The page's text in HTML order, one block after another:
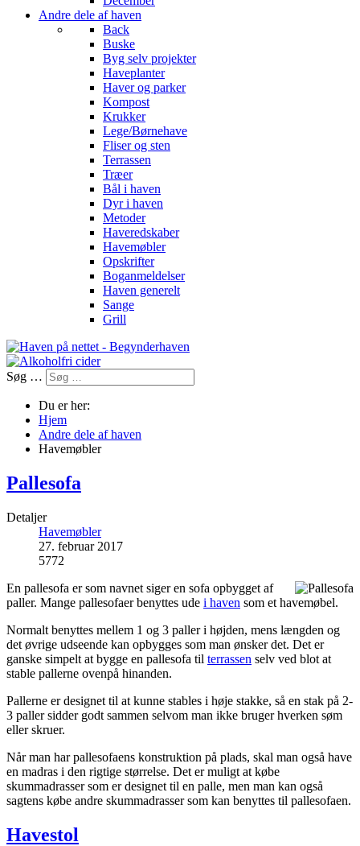
Andre dele af haven
Back
Buske
Byg selv projekter
Haveplanter
Haver og parker
Kompost
Krukker
Lege/Børnehave
Fliser og sten
Terrassen
Træer
Bål i haven
Dyr i haven
Metoder
Haveredskaber
Havemøbler
Opskrifter
Boganmeldelser
Haven generelt
Sange
Grill
Søg …
Du er her:
Hjem
Andre dele af haven
Havemøbler
Pallesofa
Detaljer
Havemøbler
27. februar 2017
5772
En pallesofa er som navnet siger en sofa opbygget af
paller. Mange pallesofaer benyttes ude i haven som et havemøbel.
Normalt benyttes mellem 1 og 3 paller i højden, mens længden og
det øvrige udseende kan opbygges som man ønsker det. Det er
ganske simpelt at bygge en pallesofa til terrassen selv ved blot at
stable pallerne ovenpå hinanden.
Pallerne er designet til at kunne stables i høje stakke, så en stak på 2-
3 paller sidder godt sammen selvom man ikke bruger hverken søm
eller skruer.
Når man har pallesofaens konstruktion på plads, skal man også have
en madras i den rigtige størrelse. Det er muligt at købe
skummadrasser som er designet til en palle, men man kan også
sagtens købe andre skummadrasser som kan benyttes til pallesofaen.
Havestol